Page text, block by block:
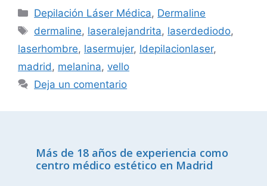
Depilación Láser Médica, Dermaline
dermaline, laseralejandrita, laserdediodo,
laserhombre, lasermujer, ldepilacionlaser,
madrid , melanina, vello
Deja un comentario
Más de 18 años de experiencia como
centro médico estético en Madrid